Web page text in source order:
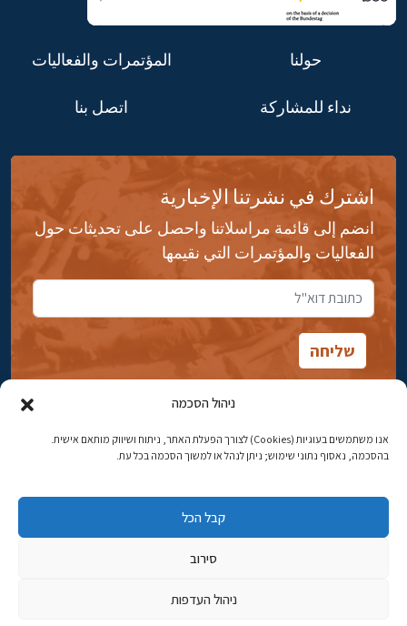
ניהול הסכמה
אנו משתמשים בעוגיות (Cookies) לצורך הפעלת האתר, ניתוח ושיווק מותאם אישית.
בהסכמה, נאסוף נתוני שימוש; ניתן לנהל או למשוך הסכמה בכל עת.
קבל הכל
סירוב
ניהול העדפות
حولنا المؤتمرات والفعاليات
نداء للمشاركة اتصل بنا
اشترك في نشرتنا الإخبارية
انضم إلى قائمة مراسلاتنا واحصل على تحديثات حول
الفعاليات والمؤتمرات التي نقيمها
شارع ابن جبيرول، رحافيا ١٤ أورشليم - القدس
البريد الإلكتروني:najww2@ybz.org.il